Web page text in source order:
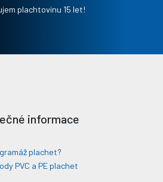
plachtovinu 15 let!
informace
plachet?
PVC a PE plachet